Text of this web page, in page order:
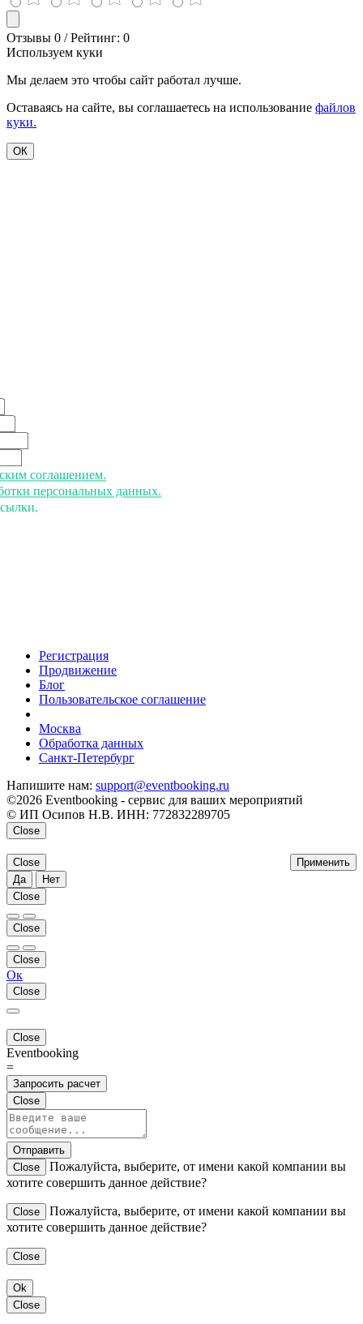
Отзывы 0 / Рейтинг: 0
Используем куки
Мы делаем это чтобы сайт работал лучше.
Оставаясь на сайте, вы соглашаетесь на использование файлов
куки.
ОК
соглашением.
персональных данных.
Регистрация
Продвижение
Блог
Пользовательское соглашение
Москва
Обработка данных
Санкт-Петербург
Напишите нам: support@eventbooking.ru
©2026 Eventbooking - сервис для ваших мероприятий
© ИП Осипов Н.В. ИНН: 772832289705
Close
Применить
Close
Да
Нет
Close
Close
Close
Ок
Close
Close
Eventbooking
=
Запросить расчет
Close
Отправить
Close
Пожалуйста, выберите, от имени какой компании вы
хотите совершить данное действие?
Close
Пожалуйста, выберите, от имени какой компании вы
хотите совершить данное действие?
Close
Ok
Close